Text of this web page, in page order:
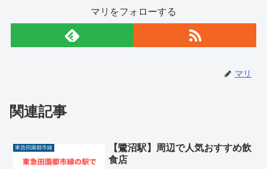
マリをフォローする
マリ
関連記事
東急田園都市線
【鷺沼駅】周辺で人気おすすめ飲
食店